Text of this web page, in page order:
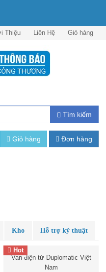
Thiệu Liên Hệ Giỏ hàng
Tìm kiếm
Giỏ hàng Đơn hàng
Kho Hỗ trợ kỹ thuật
Hot
Van điện từ Duplomatic Việt
Van điện từ Duplomatic Việt
Nam